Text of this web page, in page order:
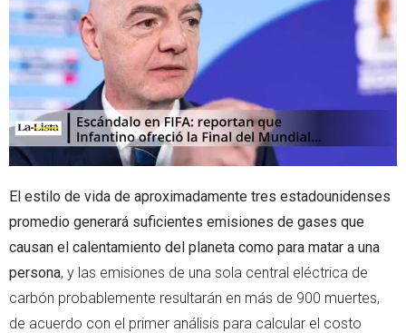
r
p
p
El estilo de vida de aproximadamente tres estadounidenses
promedio generará suficientes emisiones de gases que
causan el calentamiento del planeta como para matar a una
persona, y las emisiones de una sola central eléctrica de
carbón probablemente resultarán en más de 900 muertes,
de acuerdo con el primer análisis para calcular el costo